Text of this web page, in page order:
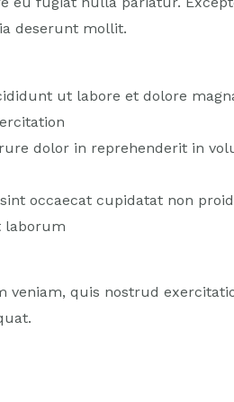
deserunt mollit.
ut labore et dolore
dolor in reprehenderit in
occaecat cupidatat non
laborum
veniam, quis nostrud